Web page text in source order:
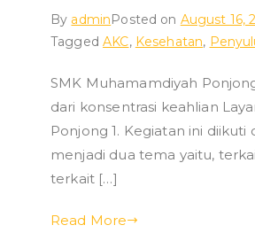
By adminPosted on August 16,
TaggedAKC, Kesehatan,
SMK Muhamamdiyah
dari konsentrasi keahlian
Ponjong 1. Kegiatan ini
menjadi dua tema yaitu,
terkait […]
Read More